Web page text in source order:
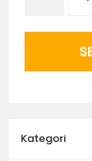
Kategori